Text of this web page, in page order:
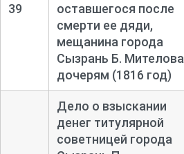
39
оставшегося после
смерти ее дяди,
мещанина города
Сызрань Б. Мителова
дочерям (1816 год)
Дело о взыскании
денег титулярной
советницей города